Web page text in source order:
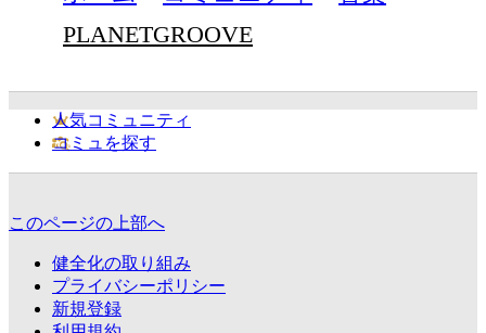
PLANETGROOVE
人気コミュニティ
コミュを探す
このページの上部へ
健全化の取り組み
プライバシーポリシー
新規登録